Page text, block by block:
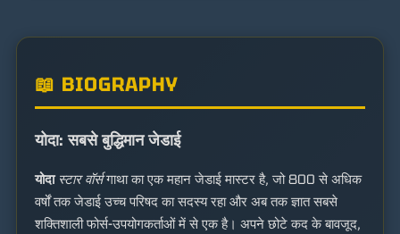
📖 BIOGRAPHY
योदा: सबसे बुद्धिमान जेडाई
योदा स्टार वॉर्सगाथा का एक महान जेडाई मास्टर है, जो 800 से अधिक
वर्षों तक जेडाई उच्च परिषद का सदस्य रहा और अब तक ज्ञात सबसे
शक्तिशाली फोर्स-उपयोगकर्ताओं में से एक है। अपने छोटे कद के बावजूद,